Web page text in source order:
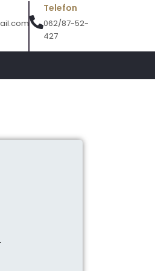
Telefon
062/87-52-
427